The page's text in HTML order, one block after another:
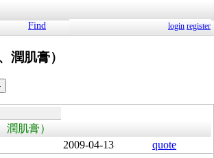
Find login register
潤肌膏）
潤肌膏）
2009-04-13 quote